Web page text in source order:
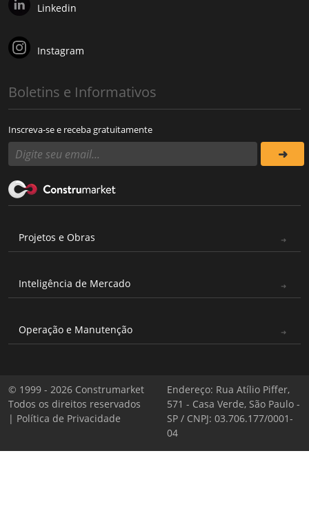
Linkedin
Instagram
Boletins e Informativos
Inscreva-se e receba gratuitamente
Projetos e Obras
Inteligência de Mercado
Operação e Manutenção
© 1999 - 2026 Construmarket
Todos os direitos reservados
| Política de Privacidade
Endereço: Rua Atílio Piffer,
571 - Casa Verde, São Paulo -
SP / CNPJ: 03.706.177/0001-
04